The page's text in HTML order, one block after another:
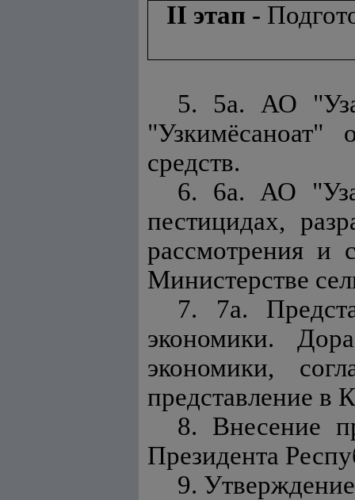
II этап -
5. 5а. АО
средств.
6. 6а. АО
пестицидах,
рассмотрения и
Министерстве
7. 7а.
экономики.
экономики,
представление в
8. Внесение
Президента
9.